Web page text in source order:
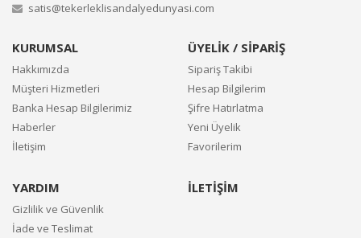
satis@tekerleklisandalyedunyasi.com
KURUMSAL
Hakkımızda
Müşteri Hizmetleri
Banka Hesap Bilgilerimiz
Haberler
İletişim
ÜYELİK / SİPARİŞ
Sipariş Takibi
Hesap Bilgilerim
Şifre Hatırlatma
Yeni Üyelik
Favorilerim
YARDIM
Gizlilik ve Güvenlik
İade ve Teslimat
İLETİŞİM